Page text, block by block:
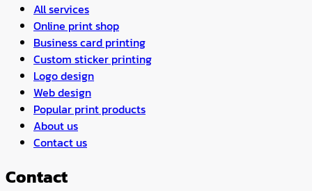
All services
Online print shop
Business card printing
Custom sticker printing
Logo design
Web design
Popular print products
About us
Contact us
Contact